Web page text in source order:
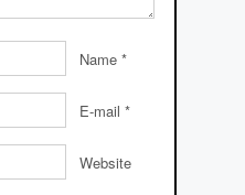
Name *
E-mail *
Website